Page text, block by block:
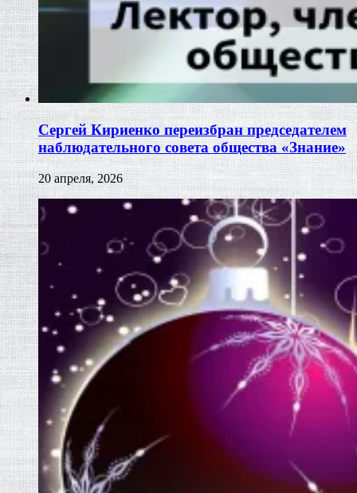
Сергей Кириенко переизбран председателем
наблюдательного совета общества «Знание»
20 апреля, 2026